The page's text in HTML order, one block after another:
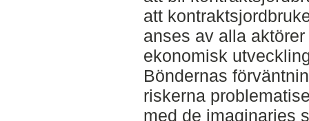
att
anses av alla
ekonomisk
Böndernas
riskerna
med de imaginaries